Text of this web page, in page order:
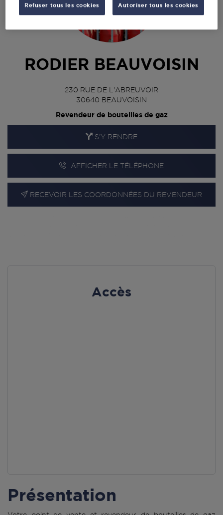
RODIER BEAUVOISIN
230 RUE DE L'ABREUVOIR
30640 BEAUVOISIN
Revendeur de bouteilles de gaz
S'Y RENDRE
AFFICHER LE TÉLÉPHONE
RECEVOIR LES COORDONNÉES DU REVENDEUR
Accès
Présentation
Refuser tous les cookies Autoriser tous les cookies